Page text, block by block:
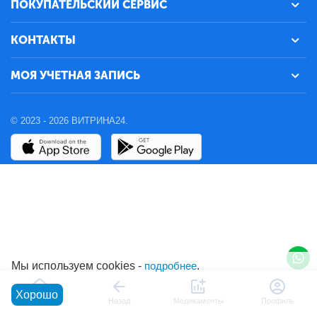
ПОКУПАТЕЛЬСКИЙ СЕРВИС
КОНТАКТЫ
МОЯ УЧЕТНАЯ ЗАПИСЬ
© 2023 - 2026 ВИТРИНА24.
Главная Назад Медикаменты Профиль
Мы используем cookies - подробнее.
Хорошо